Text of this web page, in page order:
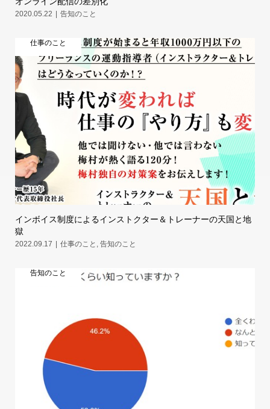
2020.05.22 告知のこと
仕事のこと
インボイス制度によるインストクター＆トレーナーの天国と地
獄
2022.09.17 仕事のこと , 告知のこと
告知のこと